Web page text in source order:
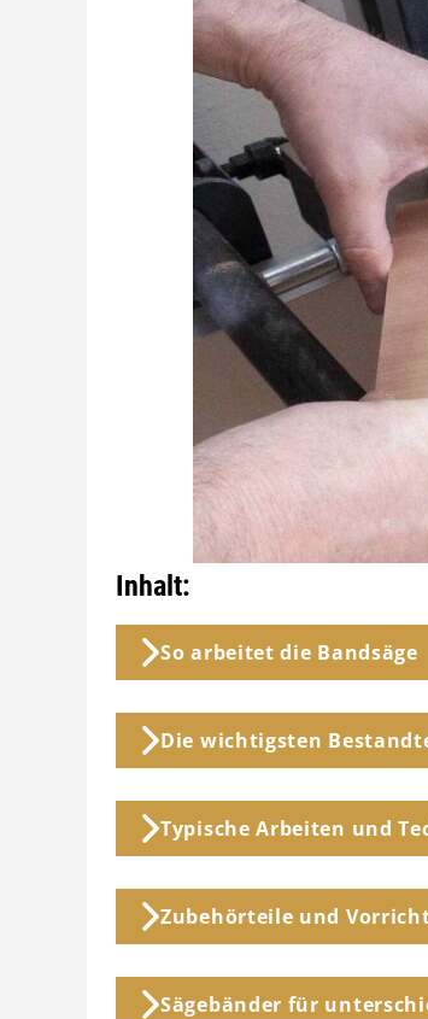
Inhalt:
So arbeitet die Bandsäge
Die wichtigsten
Typische Arbeiten und
Zubehörteile und
Sägebänder für